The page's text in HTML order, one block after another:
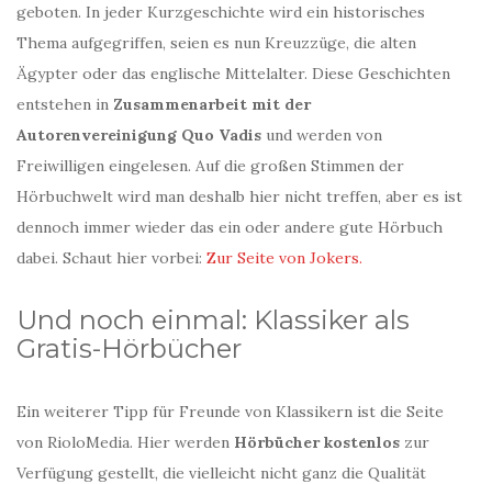
geboten. In jeder Kurzgeschichte wird ein historisches
Thema aufgegriffen, seien es nun Kreuzzüge, die alten
Ägypter oder das englische Mittelalter. Diese Geschichten
entstehen in Zusammenarbeit mit der
Autorenvereinigung Quo Vadis und werden von
Freiwilligen eingelesen. Auf die großen Stimmen der
Hörbuchwelt wird man deshalb hier nicht treffen, aber es ist
dennoch immer wieder das ein oder andere gute Hörbuch
dabei. Schaut hier vorbei: Zur Seite von Jokers.
Und noch einmal: Klassiker als
Gratis-Hörbücher
Ein weiterer Tipp für Freunde von Klassikern ist die Seite
von RioloMedia. Hier werden Hörbücher kostenlos zur
Verfügung gestellt, die vielleicht nicht ganz die Qualität